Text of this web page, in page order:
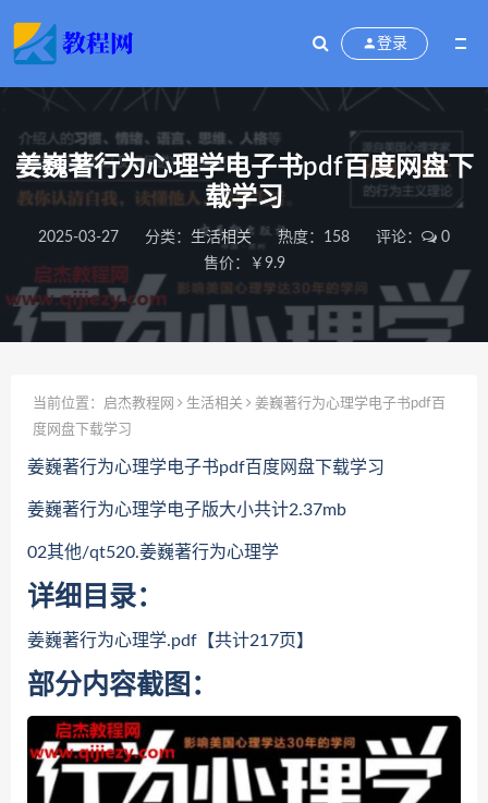
登录
姜巍著行为心理学电子书pdf百度网盘下
载学习
2025-03-27 分类： 生活相关 热度：158 评论：
0
售价：￥9.9
当前位置： 启杰教程网 生活相关
姜巍著行为心理学电子书pdf百
度网盘下载学习
姜巍著行为心理学电子书pdf百度网盘下载学习
姜巍著行为心理学电子版大小共计2.37mb
02其他/qt520.姜巍著行为心理学
详细目录：
姜巍著行为心理学.pdf【共计217页】
部分内容截图：